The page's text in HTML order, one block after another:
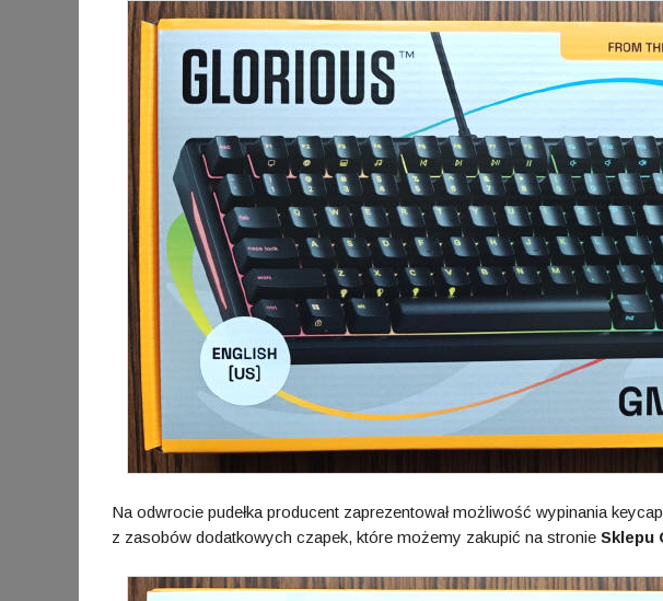
Na odwrocie pudełka producent zaprezentował możliwość wypinania
z zasobów dodatkowych czapek, które możemy zakupić na stronie Sklepu